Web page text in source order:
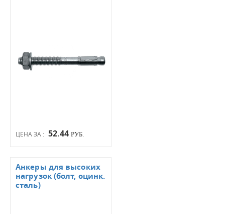
ЦЕНА ЗА : 52.44 РУБ.
Анкеры для высоких
нагрузок (болт, оцинк.
сталь)